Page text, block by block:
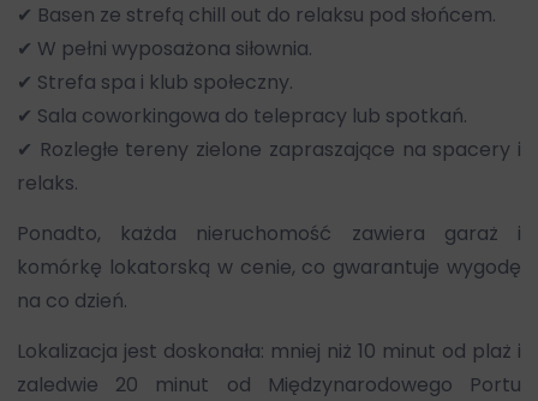
✔ Basen ze strefą chill out do relaksu pod słońcem.
✔ W pełni wyposażona siłownia.
✔ Strefa spa i klub społeczny.
✔ Sala coworkingowa do telepracy lub spotkań.
✔ Rozległe tereny zielone zapraszające na spacery i
relaks.
Ponadto, każda nieruchomość zawiera garaż i
komórkę lokatorską w cenie, co gwarantuje wygodę
na co dzień.
Lokalizacja jest doskonała: mniej niż 10 minut od plaż i
zaledwie 20 minut od Międzynarodowego Portu